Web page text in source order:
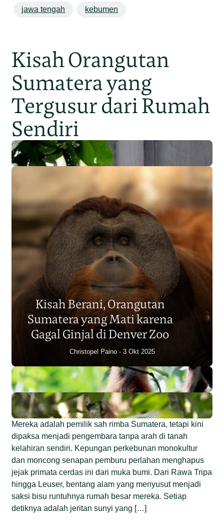
jawa tengah kebumen
Kisah Orangutan
Sumatera yang
Tergusur dari Rumah
Sendiri
Populasi Orangutan
Sumatera Berkurang 2.700
Individu dalam Satu Dekade?
Junaidi Hanafiah 14 Jul 2026
Kisah Berani, Orangutan
Sumatera yang Mati karena
Gagal Ginjal di Denver Zoo
Christopel Paino 3 Okt 2025
Mereka adalah pemilik sah rimba Sumatera, tetapi kini
dipaksa menjadi pengembara tanpa arah di tanah
kelahiran sendiri. Kepungan perkebunan monokultur
dan moncong senapan pemburu perlahan menghapus
jejak primata cerdas ini dari muka bumi. Dari Rawa Tripa
hingga Leuser, bentang alam yang menyusut menjadi
saksi bisu runtuhnya rumah besar mereka. Setiap
detiknya adalah jeritan sunyi yang […]